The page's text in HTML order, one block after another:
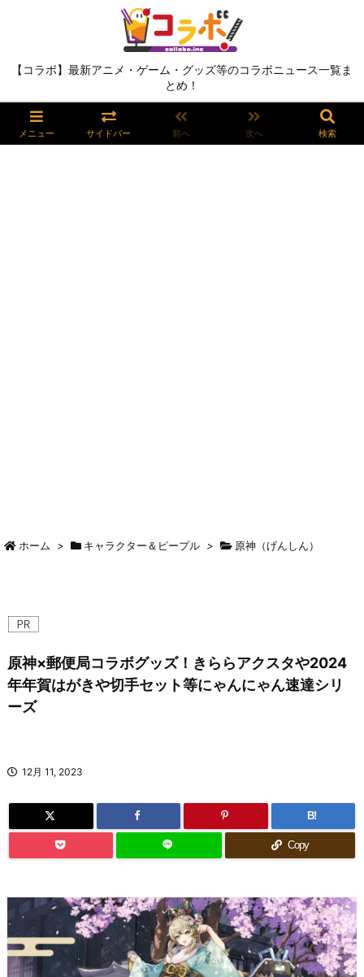
【コラボ】最新アニメ・ゲーム・グッズ等のコラボニュース一覧ま
とめ！
メニュー サイドバー 前へ 次へ 検索
ホーム > キャラクター＆ピープル > 原神（げんしん）
原神×郵便局コラボグッズ！きららアクスタや2024
年年賀はがきや切手セット等にゃんにゃん速達シリ
ーズ
12月 11, 2023
B!
Copy